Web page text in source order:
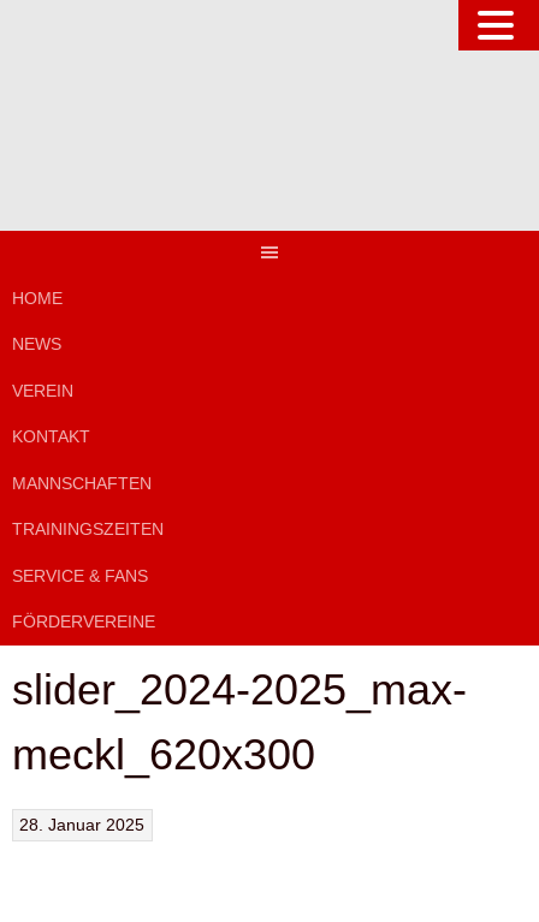
HOME
NEWS
VEREIN
KONTAKT
MANNSCHAFTEN
TRAININGSZEITEN
SERVICE & FANS
FÖRDERVEREINE
slider_2024-2025_max-
meckl_620x300
28. Januar 2025